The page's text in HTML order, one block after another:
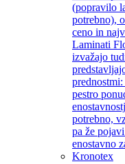
(popravilo
potrebno),
ceno in
Laminati
izvažajo
pestro
potrebno,
pa že
enostavno
Kronotex